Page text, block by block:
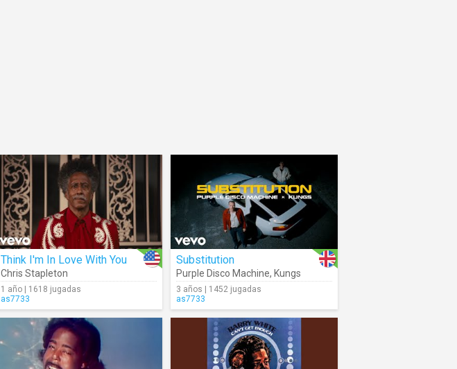
Think I'm In Love With You
Chris Stapleton
1 año | 1618 jugadas
as7733
Substitution
Purple Disco Machine, Kungs
3 años | 1452 jugadas
as7733